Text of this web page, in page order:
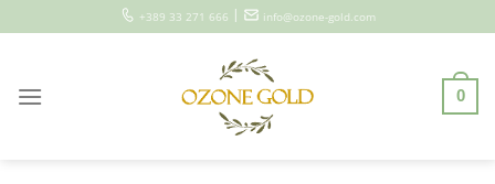
to
+389 33 271 666 | info@ozone-gold.com
0